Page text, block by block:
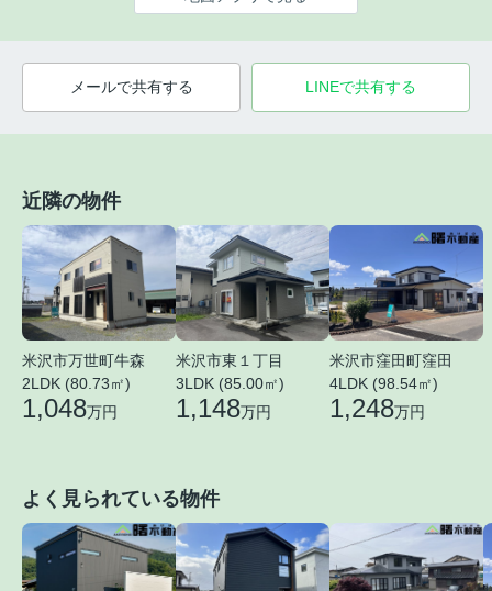
メールで共有する LINEで共有する
近隣の物件
米沢市万世町牛森
2LDK (80.73㎡)
1,048万円
米沢市東１丁目
3LDK (85.00㎡)
1,148万円
米沢市窪田町窪田
4LDK (98.54㎡)
1,248万円
よく見られている物件